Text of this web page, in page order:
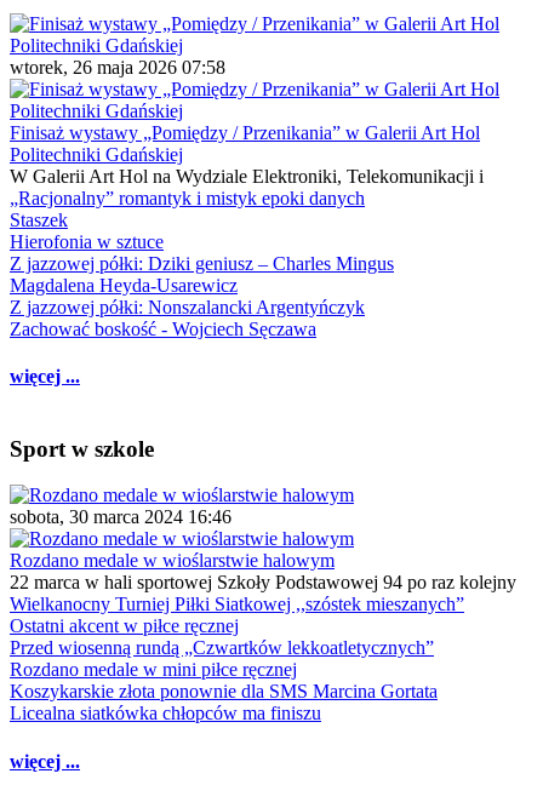
wtorek, 26 maja 2026 07:58
Finisaż wystawy „Pomiędzy / Przenikania” w Galerii Art Hol
Politechniki Gdańskiej
W Galerii Art Hol na Wydziale Elektroniki, Telekomunikacji i
„Racjonalny” romantyk i mistyk epoki danych
Staszek
Hierofonia w sztuce
Z jazzowej półki: Dziki geniusz – Charles Mingus
Magdalena Heyda-Usarewicz
Z jazzowej półki: Nonszalancki Argentyńczyk
Zachować boskość - Wojciech Sęczawa
więcej ...
Sport w szkole
sobota, 30 marca 2024 16:46
Rozdano medale w wioślarstwie halowym
22 marca w hali sportowej Szkoły Podstawowej 94 po raz kolejny
Wielkanocny Turniej Piłki Siatkowej ,,szóstek mieszanych”
Ostatni akcent w piłce ręcznej
Przed wiosenną rundą „Czwartków lekkoatletycznych”
Rozdano medale w mini piłce ręcznej
Koszykarskie złota ponownie dla SMS Marcina Gortata
Licealna siatkówka chłopców ma finiszu
więcej ...